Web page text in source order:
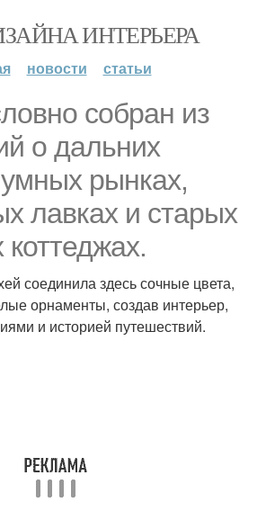
ИНТЕРЬЕРА
новости статьи
собран из
о дальних
рынках,
лавках и старых
коттеджах.
соединила здесь сочные цвета,
орнаменты, создав интерьер,
и историей путешествий.